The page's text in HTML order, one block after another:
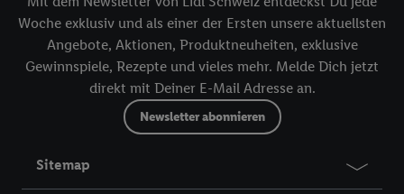
Woche exklusiv und als einer der Ersten unsere aktuellsten
Angebote, Aktionen, Produktneuheiten, exklusive
Gewinnspiele, Rezepte und vieles mehr. Melde Dich jetzt
direkt mit Deiner E-Mail Adresse an.
Newsletter abonnieren
Sitemap